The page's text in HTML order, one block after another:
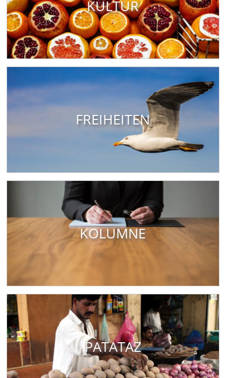
KULTUR
FREIHEITEN
KOLUMNE
PATATAZ